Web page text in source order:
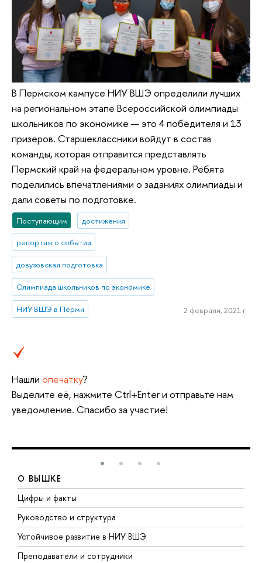
В Пермском кампусе НИУ ВШЭ определили лучших
на региональном этапе Всероссийской олимпиады
школьников по экономике — это 4 победителя и 13
призеров. Старшеклассники войдут в состав
команды, которая отправится представлять
Пермский край на федеральном уровне. Ребята
поделились впечатлениями о заданиях олимпиады и
дали советы по подготовке.
Поступающим достижения
репортаж о событии
довузовская подготовка
Олимпиада школьников по экономике
НИУ ВШЭ в Перми 2 февраля, 2021 г.
Нашли опечатку?
Выделите её, нажмите Ctrl+Enter и отправьте нам
уведомление. Спасибо за участие!
О ВЫШКЕ
Цифры и факты
Руководство и структура
Устойчивое развитие в НИУ ВШЭ
Преподаватели и сотрудники